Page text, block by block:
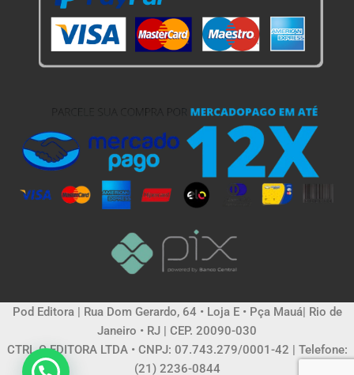
Pod Editora | Rua Dom Gerardo, 64 • Loja E • Pça Mauá| Rio de
Janeiro • RJ | CEP. 20090-030
CTRL C EDITORA LTDA • CNPJ: 07.743.279/0001-42 | Telefone:
(21) 2236-0844